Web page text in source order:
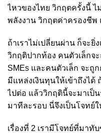
ไหวของไทย วิกฤตครั้งนี้ ไ
พลังงาน วิกฤตค่าครองชีพ
ถ้าเราไม่เปลี่ยนผ่าน ก็จะยิ่
วิกฤติปากท้อง คนตัวเล็กจ
SMEs และคนตัวเล็ก จะถู
มีแหล่งเงินทุนให้เข้าถึงได้
ไปต่อ แล้ววิกฤตินี้จะมาเป็
มาทีละรอบ นี่จึงเป็นโจทย์
เรื่องที่ 2 เรามีโจทย์ที่มาทั